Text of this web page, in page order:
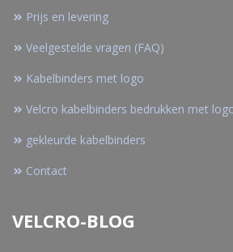
Prijs en levering
Veelgestelde vragen (FAQ)
Kabelbinders met logo
Velcro kabelbinders bedrukken met
gekleurde kabelbinders
Contact
VELCRO-BLOG